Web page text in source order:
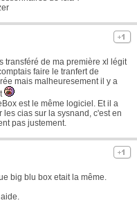
transféré de ma première xl légit
faire le tranfert de
mais malheuresement il y a
est le même logiciel. Et il a
cias sur la sysnand, c'est en
pas justement.
big blu box etait la même.